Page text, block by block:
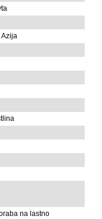
Azija
na lastno